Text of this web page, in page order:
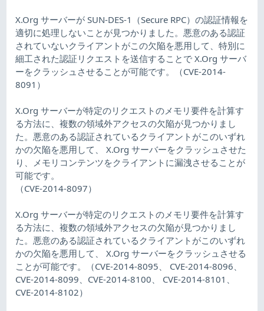
X.Org サーバーが SUN-DES-1（Secure RPC）の認証情報を
適切に処理しないことが見つかりました。悪意のある認証
されていないクライアントがこの欠陥を悪用して、特別に
細工された認証リクエストを送信することで X.Org サーバ
ーをクラッシュさせることが可能です。（CVE-2014-
8091）
X.Org サーバーが特定のリクエストのメモリ要件を計算す
る方法に、複数の領域外アクセスの欠陥が見つかりまし
た。悪意のある認証されているクライアントがこのいずれ
かの欠陥を悪用して、 X.Org サーバーをクラッシュさせた
り、メモリコンテンツをクライアントに漏洩させることが
可能です。
（CVE-2014-8097）
X.Org サーバーが特定のリクエストのメモリ要件を計算す
る方法に、複数の領域外アクセスの欠陥が見つかりまし
た。悪意のある認証されているクライアントがこのいずれ
かの欠陥を悪用して、 X.Org サーバーをクラッシュさせる
ことが可能です。（CVE-2014-8095、 CVE-2014-8096、
CVE-2014-8099、CVE-2014-8100、 CVE-2014-8101、
CVE-2014-8102）